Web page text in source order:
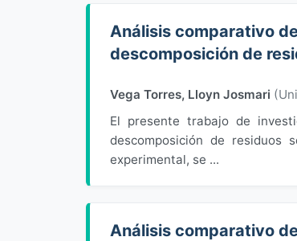
Análisis comparativo
descomposición de
Vega Torres, Lloyn Josmari (
El presente trabajo de
descomposición de residuos
experimental, se ...
Análisis comparativo